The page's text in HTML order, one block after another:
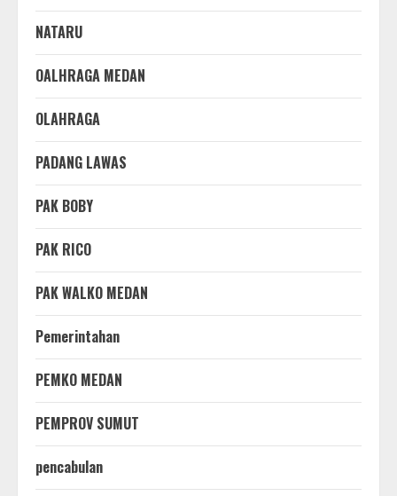
NATARU
OALHRAGA MEDAN
OLAHRAGA
PADANG LAWAS
PAK BOBY
PAK RICO
PAK WALKO MEDAN
Pemerintahan
PEMKO MEDAN
PEMPROV SUMUT
pencabulan